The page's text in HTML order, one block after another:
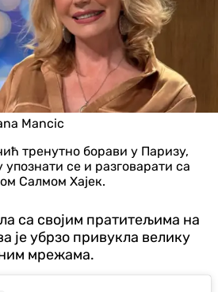
Mancic
тренутно борави у Паризу,
упознати се и разговарати са
Салмом Хајек.
са својим пратитељима на
је убрзо привукла велику
мрежама.